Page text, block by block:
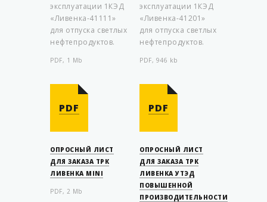
эксплуатации 1КЭД
«Ливенка-41111»
для отпуска светлых
нефтепродуктов.
PDF, 1 Mb
эксплуатации 1КЭД
«Ливенка-41201»
для отпуска светлых
нефтепродуктов.
PDF, 946 kb
PDF
ОПРОСНЫЙ ЛИСТ
ДЛЯ ЗАКАЗА ТРК
ЛИВЕНКА MINI
PDF, 2 Mb
PDF
ОПРОСНЫЙ ЛИСТ
ДЛЯ ЗАКАЗА ТРК
ЛИВЕНКА УТЭД
ПОВЫШЕННОЙ
ПРОИЗВОДИТЕЛЬНОСТИ